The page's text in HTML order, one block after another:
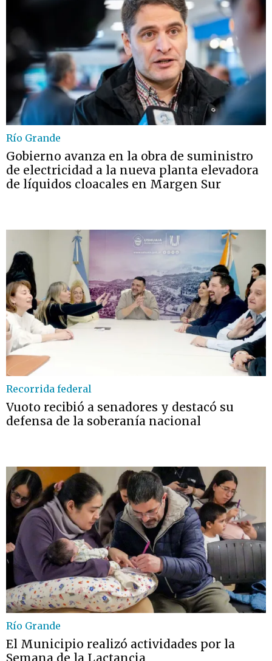
Río Grande
Gobierno avanza en la obra de suministro
de electricidad a la nueva planta elevadora
de líquidos cloacales en Margen Sur
Recorrida federal
Vuoto recibió a senadores y destacó su
defensa de la soberanía nacional
Río Grande
El Municipio realizó actividades por la
Semana de la Lactancia